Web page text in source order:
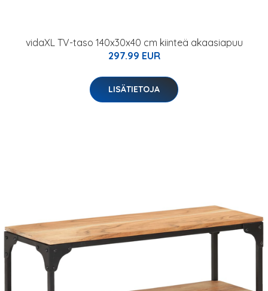
vidaXL TV-taso 140x30x40 cm kiinteä akaasiapuu
297.99 EUR
LISÄTIETOJA